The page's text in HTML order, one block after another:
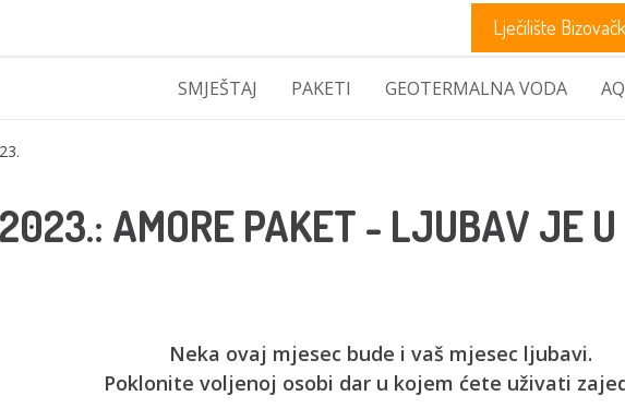
Lječilište
SMJEŠTAJ PAKETI GEOTERMALNA VODA
AMORE PAKET - LJUBAV JE
Neka ovaj mjesec bude i vaš mjesec ljubavi.
Poklonite voljenoj osobi dar u kojem ćete uživati